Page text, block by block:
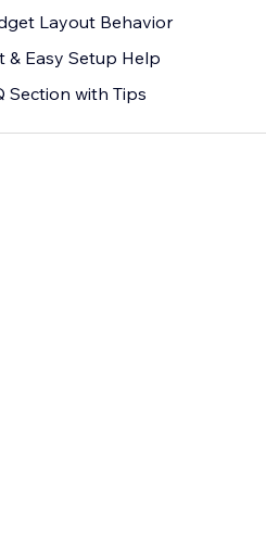
Layout Behavior
& Easy Setup Help
Section with Tips